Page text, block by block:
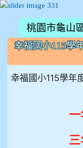
桃園市龜山
:::
幸福國小115學
幸福國小115學年